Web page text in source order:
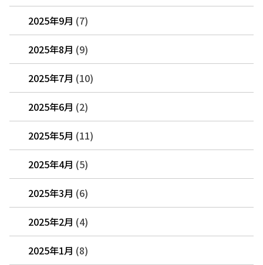
2025年9月 (7)
2025年8月 (9)
2025年7月 (10)
2025年6月 (2)
2025年5月 (11)
2025年4月 (5)
2025年3月 (6)
2025年2月 (4)
2025年1月 (8)